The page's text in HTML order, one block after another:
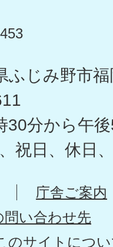
ふじみ野市
30分から午
祝日、休日
庁舎ご案内
問い合わせ先
のサイトにつ